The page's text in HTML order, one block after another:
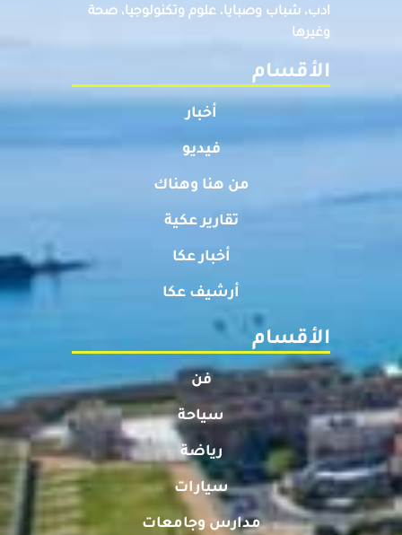
ادب، شباب وصبايا، علوم وتكنولوجيا، صحة
وغيرها
الأقسام
أخبار
فيديو
من هنا وهناك
تقارير عكية
أخبار عكا
أرشيف عكا
الأقسام
فن
سياحة
رياضة
سيارات
مدارس وجامعات